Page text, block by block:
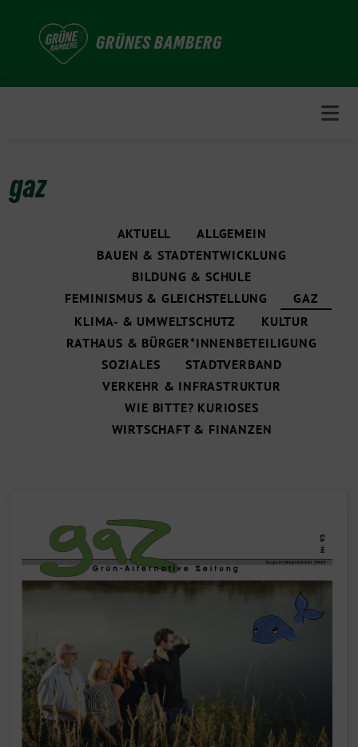
GRÜNES BAMBERG
gaz
AKTUELL
ALLGEMEIN
BAUEN & STADTENTWICKLUNG
BILDUNG & SCHULE
FEMINISMUS & GLEICHSTELLUNG
GAZ
KLIMA- & UMWELTSCHUTZ
KULTUR
RATHAUS & BÜRGER*INNENBETEILIGUNG
SOZIALES
STADTVERBAND
VERKEHR & INFRASTRUKTUR
WIE BITTE? KURIOSES
WIRTSCHAFT & FINANZEN